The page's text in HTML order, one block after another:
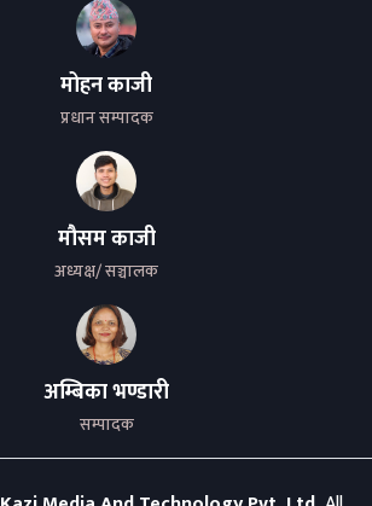
मोहन काजी
प्रधान सम्पादक
मौसम काजी
अध्यक्ष/ सञ्चालक
अम्बिका भण्डारी
सम्पादक